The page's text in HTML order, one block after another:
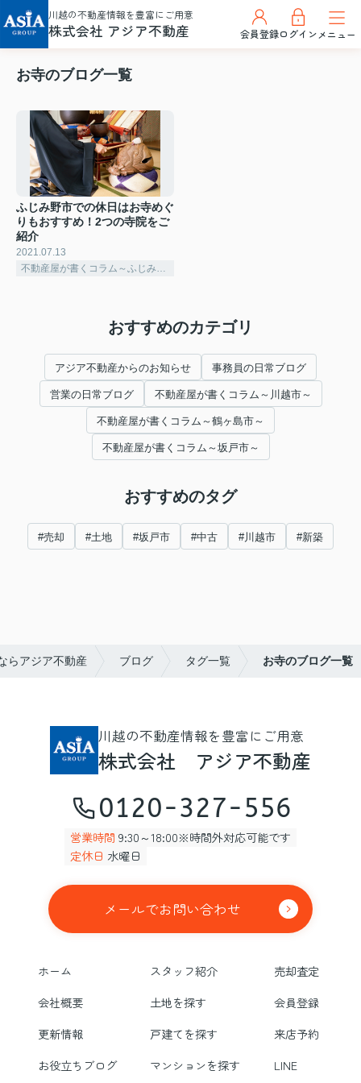
川越の不動産情報を豊富にご用意
株式会社 アジア不動産 会員登録ログインメニュー
お寺のブログ一覧
ふじみ野市での休日はお寺めぐ
りもおすすめ！2つの寺院をご
紹介
2021.07.13
不動産屋が書くコラム～ふじみ野市～
おすすめのカテゴリ
アジア不動産からのお知らせ 事務員の日常ブログ
営業の日常ブログ 不動産屋が書くコラム～川越市～
不動産屋が書くコラム～鶴ヶ島市～
不動産屋が書くコラム～坂戸市～
おすすめのタグ
#売却 #土地 #坂戸市 #中古 #川越市 #新築
らアジア不動産 ブログ タグ一覧 お寺のブログ一覧
川越の不動産情報を豊富にご用意
株式会社 アジア不動産
0120-327-556
営業時間 9:30～18:00※時間外対応可能です
定休日 水曜日
メールでお問い合わせ
ホーム スタッフ紹介
売却査定
会社概要
土地を探す
会員登録
更新情報
戸建てを探す
来店予約
お役立ちブログ
マンションを探す LINE